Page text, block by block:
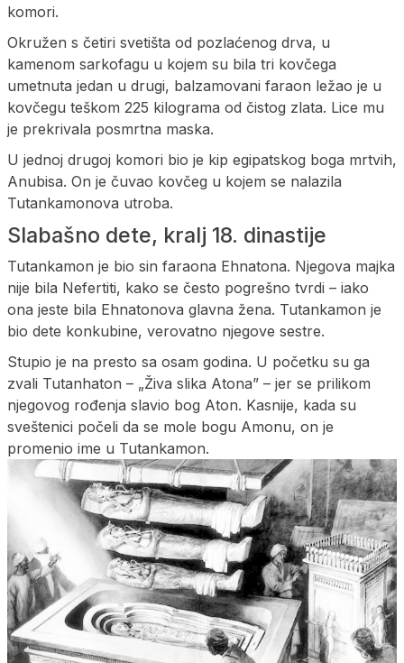
komori.
Okružen s četiri svetišta od pozlaćenog drva, u
kamenom sarkofagu u kojem su bila tri kovčega
umetnuta jedan u drugi, balzamovani faraon ležao je u
kovčegu teškom 225 kilograma od čistog zlata. Lice mu
je prekrivala posmrtna maska.
U jednoj drugoj komori bio je kip egipatskog boga mrtvih,
Anubisa. On je čuvao kovčeg u kojem se nalazila
Tutankamonova utroba.
Slabašno dete, kralj 18. dinastije
Tutankamon je bio sin faraona Ehnatona. Njegova majka
nije bila Nefertiti, kako se često pogrešno tvrdi – iako
ona jeste bila Ehnatonova glavna žena. Tutankamon je
bio dete konkubine, verovatno njegove sestre.
Stupio je na presto sa osam godina. U početku su ga
zvali Tutanhaton – „Živa slika Atona” – jer se prilikom
njegovog rođenja slavio bog Aton. Kasnije, kada su
sveštenici počeli da se mole bogu Amonu, on je
promenio ime u Tutankamon.